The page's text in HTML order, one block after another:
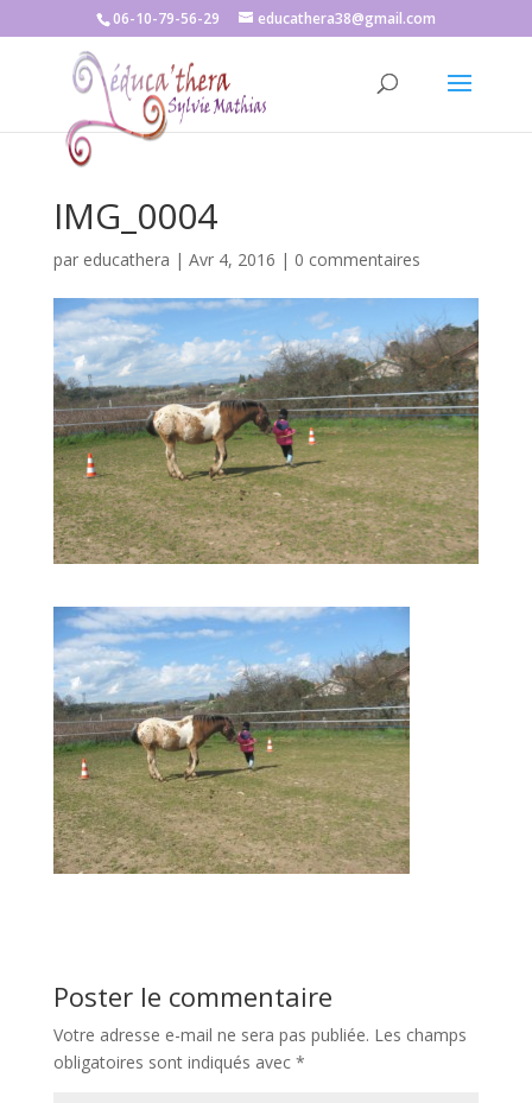
06-10-79-56-29 educathera38@gmail.com
IMG_0004
par educathera | Avr 4, 2016 | 0 commentaires
Poster le commentaire
Votre adresse e-mail ne sera pas publiée. Les champs
obligatoires sont indiqués avec *